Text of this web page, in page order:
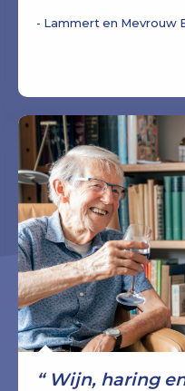
Lammert en Mevrouw
Wijn, haring